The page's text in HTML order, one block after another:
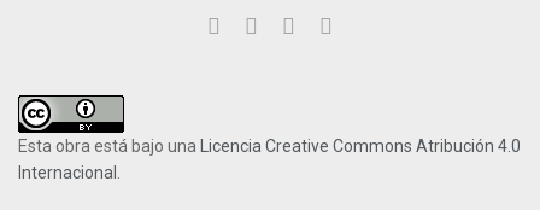
Esta obra está bajo una Licencia Creative Commons Atribución 4.0
Internacional .